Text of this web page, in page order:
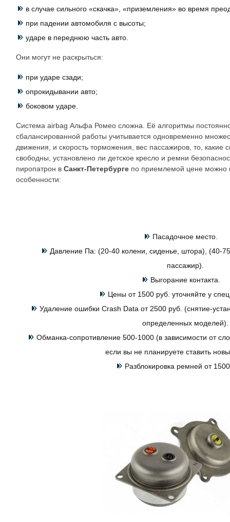
в случае сильного «скачка», «приземления» во время
при падении автомобиля с высоты;
ударе в переднюю часть авто.
Они могут не раскрыться:
при ударе сзади;
опрокидывании авто;
боковом ударе.
Система airbag Альфа Ромео сложна. Её алгоритмы
сбалансированной работы учитывается одновременно
движения, и скорость торможения, вес пассажиров, то, какие
свободны, установлено ли детское кресло и ремни
пиропатрон в Санкт-Петербурге по приемлемой цене
особенности:
Пасадочное место.
Давление Па: (20-40 колени, сиденье, штора), (40-
пассажир).
Выгорание контакта.
Цены от 1500 руб. уточняйте у
Удаление ошибки Crash Data от 2500 руб. (снятие-
определенных моделей).
Обманка-сопротивление 500-1000 (в зависимости от
если вы не планируете ставить
Разблокировка ремней от